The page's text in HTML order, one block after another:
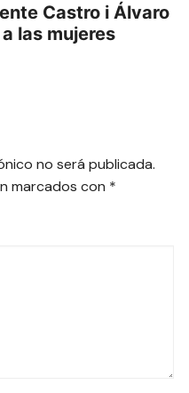
Castro i Álvaro
las mujeres
no será publicada.
marcados con *